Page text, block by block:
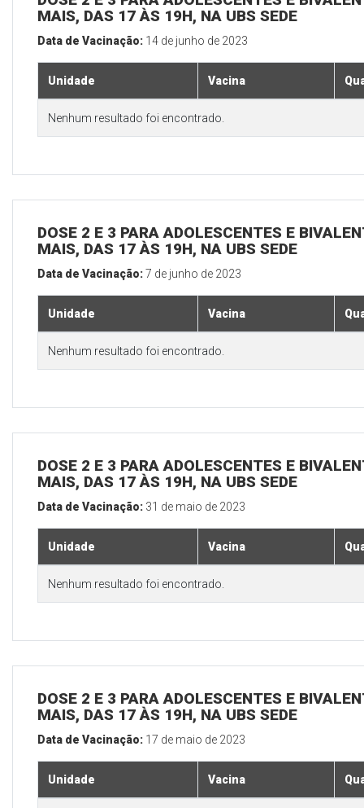
MAIS, DAS 17 ÀS 19H, NA UBS SEDE
Data de Vacinação: 14 de junho de 2023
Unidade Vacina
Nenhum resultado foi encontrado.
DOSE 2 E 3 PARA ADOLESCENTES E
MAIS, DAS 17 ÀS 19H, NA UBS SEDE
Data de Vacinação:7 de junho de 2023
Unidade Vacina
Nenhum resultado foi encontrado.
DOSE 2 E 3 PARA ADOLESCENTES E
MAIS, DAS 17 ÀS 19H, NA UBS SEDE
Data de Vacinação: 31 de maio de 2023
Unidade Vacina
Nenhum resultado foi encontrado.
DOSE 2 E 3 PARA ADOLESCENTES E
MAIS, DAS 17 ÀS 19H, NA UBS SEDE
Data de Vacinação: 17 de maio de 2023
Unidade Vacina